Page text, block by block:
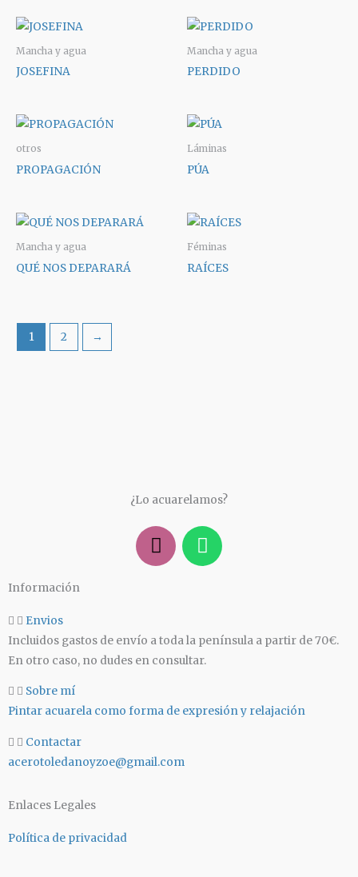
Mancha y agua
JOSEFINA
Mancha y agua
PERDIDO
otros
PROPAGACIÓN
Láminas
PÚA
Mancha y agua
QUÉ NOS DEPARARÁ
Féminas
RAÍCES
1 2 →
¿Lo acuarelamos?
I
n
s
g
r
W
h
a
a
p
Información
Envios
Incluidos gastos de envío a toda la península a partir de 70€.
En otro caso, no dudes en consultar.
Sobre mí
Pintar acuarela como forma de expresión y relajación
Contactar
acerotoledanoyzoe@gmail.com
Enlaces Legales
Política de privacidad